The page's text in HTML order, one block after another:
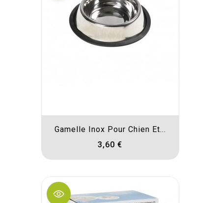
Gamelle Inox Pour Chien Et...
3,60 €